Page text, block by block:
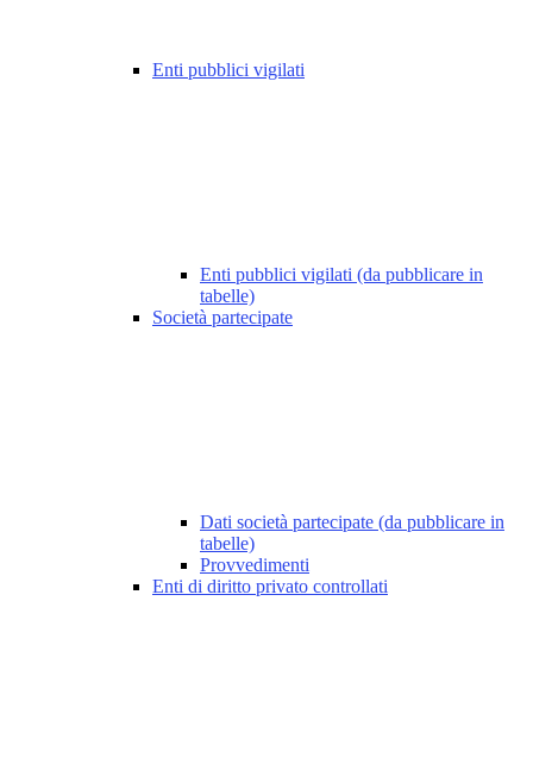
Enti pubblici vigilati
Enti pubblici vigilati (da pubblicare in
tabelle)
Società partecipate
Dati società partecipate (da pubblicare in
tabelle)
Provvedimenti
Enti di diritto privato controllati